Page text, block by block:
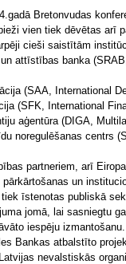
Bretonvudas
vien tiek dēvētas arī
cieši saistītām
attīstības banka
(SAA, International
(SFK, International
aģentūra (DIGA,
noregulēšanas centrs
partneriem, arī
un
īstenotas publiskā
jomā, lai sasniegtu
iespēju izmantošanu.
Bankas atbalstīto
nevalstiskās